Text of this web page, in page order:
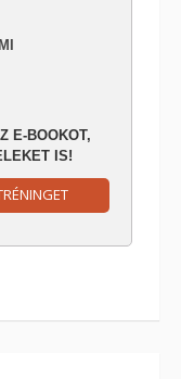
E-BOOKOT,
IS!